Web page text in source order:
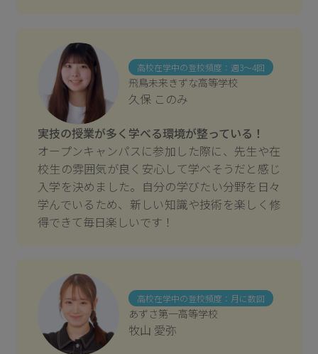
高校在学中の登校頻度：週3～4回
飛鳥未来きずな高等学校
久保 このみ
実技の授業が多く学べる環境が整っている！
オープンキャンパスに参加した際に、先生や在
校生の雰囲気が良く安心して学べそうだと感じ
入学を決めました。自分の学びたい分野を日々
学んでいるため、新しい知識や技術を楽しく修
得できて毎日楽しいです！
高校在学中の登校頻度：月に数回
あずさ第一高等学校
牧山 愛弥